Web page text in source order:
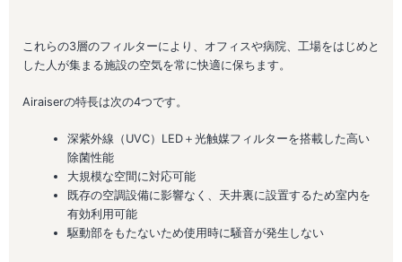
これらの3層のフィルターにより、オフィスや病院、工場をはじめと
した人が集まる施設の空気を常に快適に保ちます。
Airaiserの特長は次の4つです。
深紫外線（UVC）LED＋光触媒フィルターを搭載した高い
除菌性能
大規模な空間に対応可能
既存の空調設備に影響なく、天井裏に設置するため室内を
有効利用可能
駆動部をもたないため使用時に騒音が発生しない